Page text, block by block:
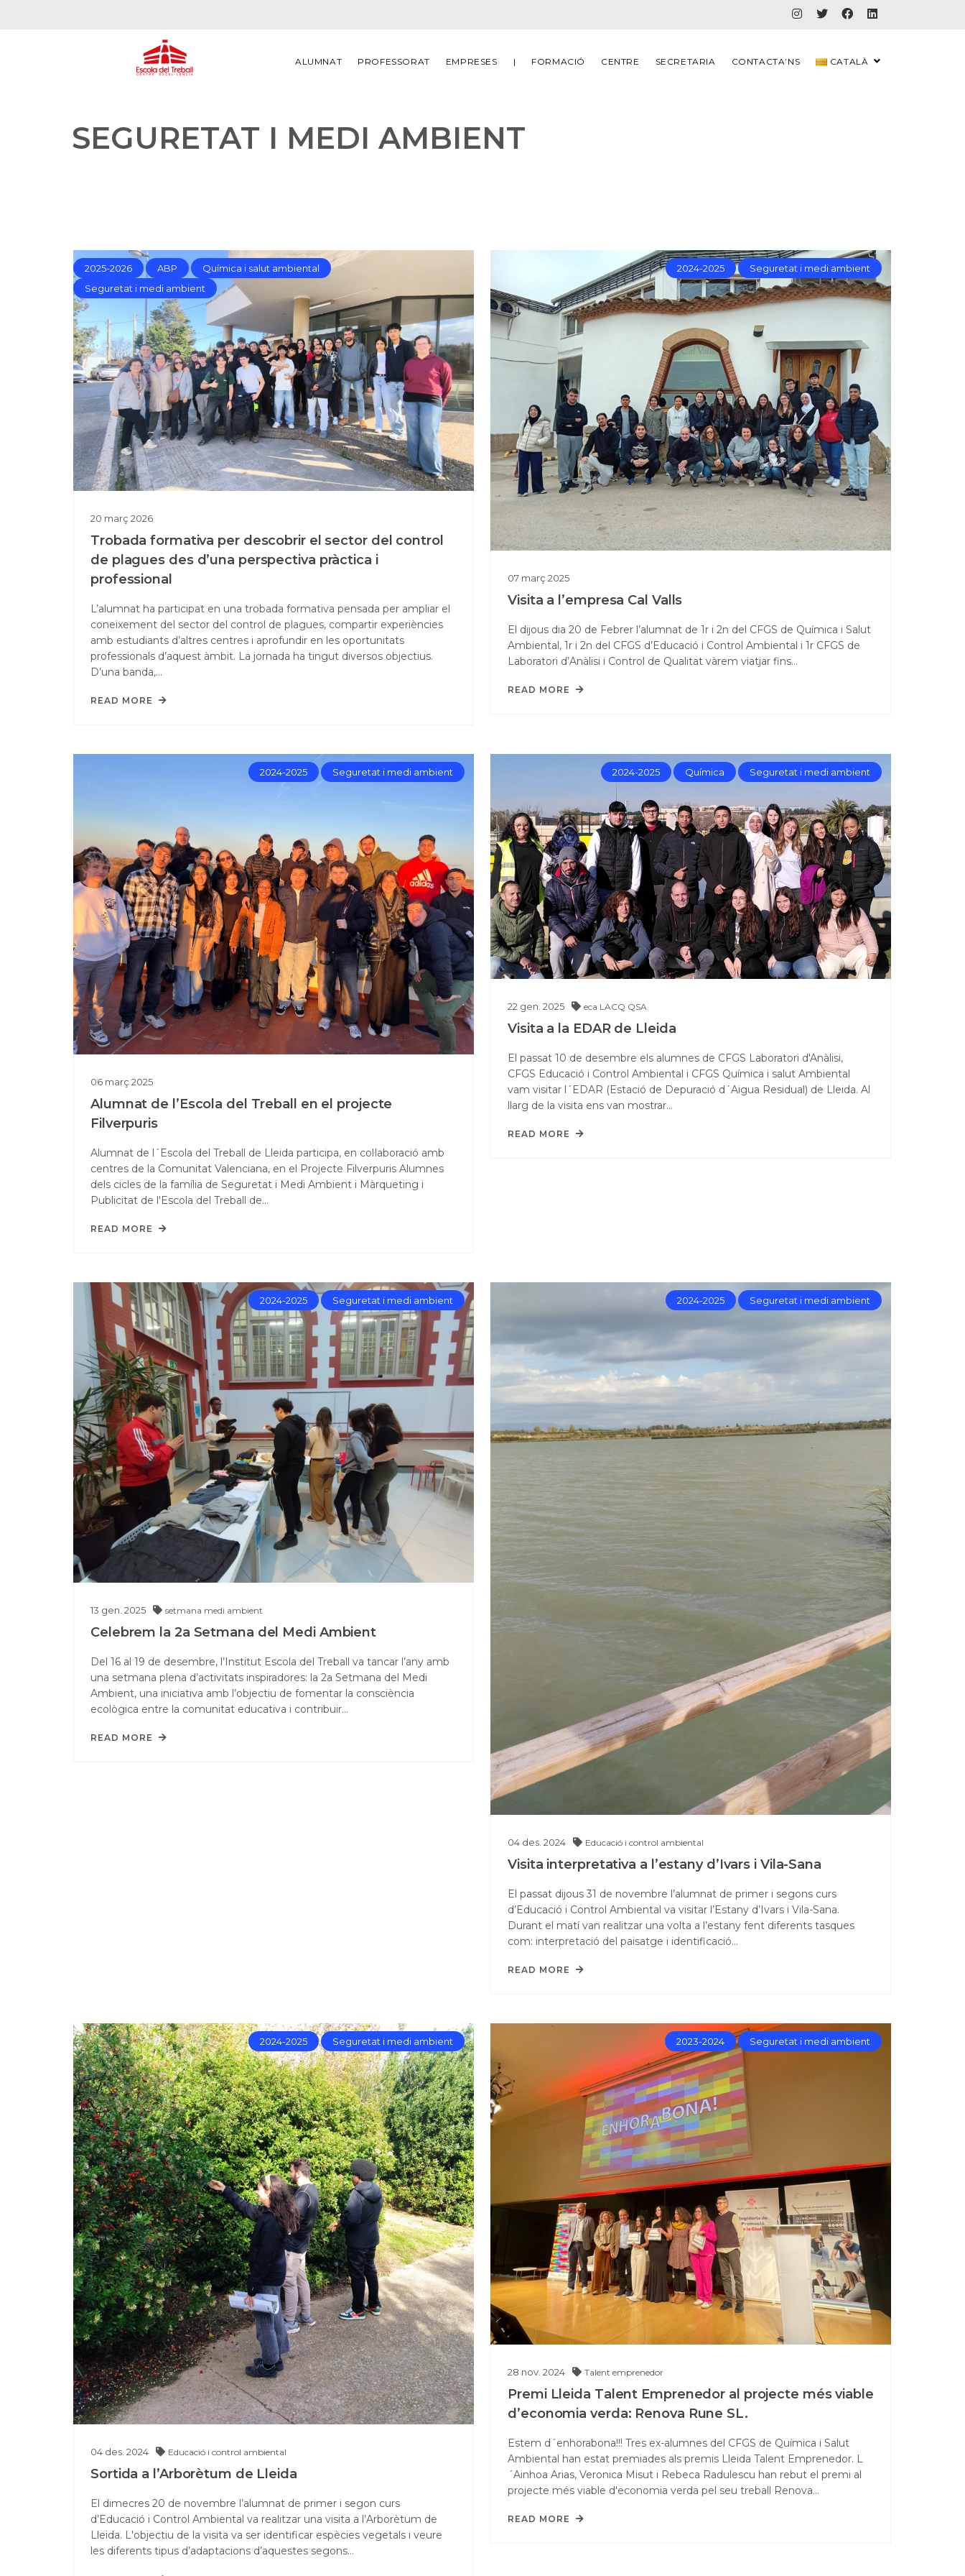
ALUMNAT PROFESSORAT EMPRESES | FORMACIÓ CENTRE SECRETARIA CONTACTA’NS CATALÀ
SEGURETAT I MEDI AMBIENT
2025-2026 ABP
Química i salut ambiental
Seguretat i medi ambient
20 març 2026
Trobada formativa per descobrir el sector del control
de plagues des d’una perspectiva pràctica i
professional
L’alumnat ha participat en una trobada formativa pensada per ampliar el
coneixement del sector del control de plagues, compartir experiències
amb estudiants d’altres centres i aprofundir en les oportunitats
professionals d’aquest àmbit. La jornada ha tingut diversos objectius.
D’una banda,…
READ MORE
2024-2025 Seguretat i medi ambient
07 març 2025
Visita a l’empresa Cal Valls
El dijous dia 20 de Febrer l’alumnat de 1r i 2n del CFGS de Química i Salut
Ambiental, 1r i 2n del CFGS d’Educació i Control Ambiental i 1r CFGS de
Laboratori d’Anàlisi i Control de Qualitat vàrem viatjar fins…
READ MORE
2024-2025 Seguretat i medi ambient
06 març 2025
Alumnat de l’Escola del Treball en el projecte
Filverpuris
Alumnat de l´Escola del Treball de Lleida participa, en col·laboració amb
centres de la Comunitat Valenciana, en el Projecte Filverpuris Alumnes
dels cicles de la família de Seguretat i Medi Ambient i Màrqueting i
Publicitat de l'Escola del Treball de…
READ MORE
2024-2025 Química Seguretat i medi ambient
22 gen. 2025 eca LACQ QSA
Visita a la EDAR de Lleida
El passat 10 de desembre els alumnes de CFGS Laboratori d'Anàlisi,
CFGS Educació i Control Ambiental i CFGS Química i salut Ambiental
vam visitar l´EDAR (Estació de Depuració d´Aigua Residual) de Lleida. Al
llarg de la visita ens van mostrar…
READ MORE
2024-2025 Seguretat i medi ambient
13 gen. 2025 setmana medi ambient
Celebrem la 2a Setmana del Medi Ambient
Del 16 al 19 de desembre, l’Institut Escola del Treball va tancar l’any amb
una setmana plena d’activitats inspiradores: la 2a Setmana del Medi
Ambient, una iniciativa amb l’objectiu de fomentar la consciència
ecològica entre la comunitat educativa i contribuir…
READ MORE
2024-2025 Seguretat i medi ambient
04 des. 2024 Educació i control ambiental
Visita interpretativa a l’estany d’Ivars i Vila-Sana
El passat dijous 31 de novembre l’alumnat de primer i segons curs
d’Educació i Control Ambiental va visitar l’Estany d’Ivars i Vila-Sana.
Durant el matí van realitzar una volta a l’estany fent diferents tasques
com: interpretació del paisatge i identificació…
READ MORE
2024-2025 Seguretat i medi ambient
04 des. 2024 Educació i control ambiental
Sortida a l’Arborètum de Lleida
El dimecres 20 de novembre l’alumnat de primer i segon curs
d’Educació i Control Ambiental va realitzar una visita a l’Arborètum de
Lleida. L'objectiu de la visita va ser identificar espècies vegetals i veure
les diferents tipus d’adaptacions d’aquestes segons…
2023-2024 Seguretat i medi ambient
28 nov. 2024 Talent emprenedor
Premi Lleida Talent Emprenedor al projecte més viable
d’economia verda: Renova Rune SL.
Estem d´enhorabona!!! Tres ex-alumnes del CFGS de Química i Salut
Ambiental han estat premiades als premis Lleida Talent Emprenedor. L
´Ainhoa Arias, Veronica Misut i Rebeca Radulescu han rebut el premi al
projecte més viable d'economia verda pel seu treball Renova…
READ MORE